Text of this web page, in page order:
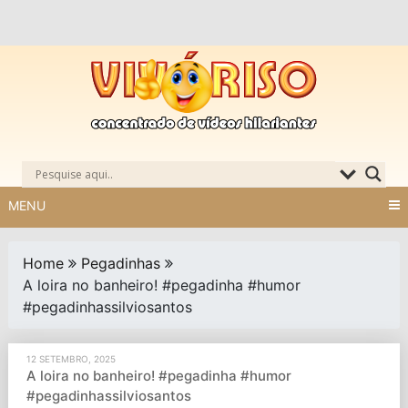
MENU
Home
Pegadinhas
A loira no banheiro! #pegadinha #humor
#pegadinhassilviosantos
12 SETEMBRO, 2025
A loira no banheiro! #pegadinha #humor
#pegadinhassilviosantos